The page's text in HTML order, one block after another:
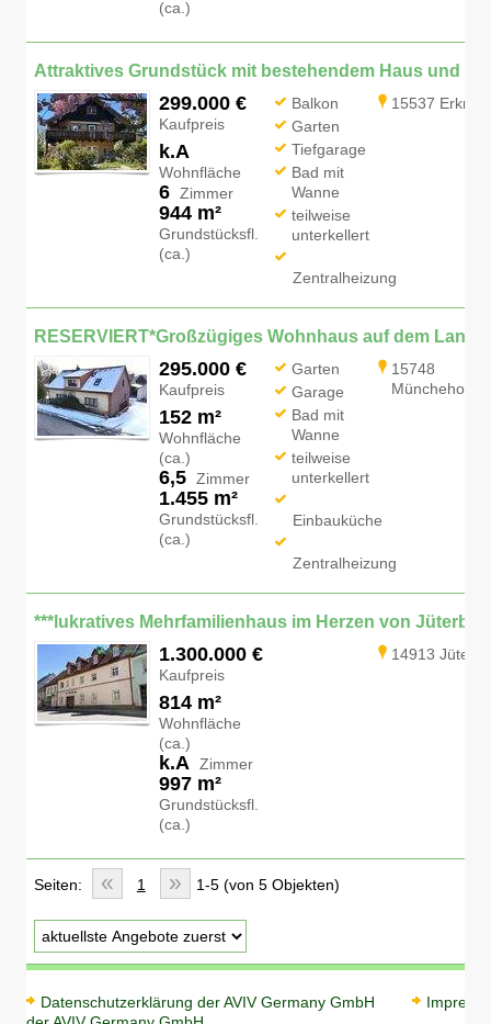
(ca.)
299.000 €
Kaufpreis
k.A
Wohnfläche
6 Zimmer
944 m²
Grundstücksfl.
(ca.)
Balkon
Garten
Tiefgarage
Bad mit
Wanne
teilweise
unterkellert
Zentralheizung
15537 Erkner
RESERVIERT*Großzügiges Wohnhaus auf dem Land
295.000 €
Kaufpreis
152 m²
Wohnfläche
(ca.)
6,5 Zimmer
1.455 m²
Grundstücksfl.
(ca.)
Garten
Garage
Bad mit
Wanne
teilweise
unterkellert
Einbauküche
Zentralheizung
15748
Münchehofe
1.300.000 €
Kaufpreis
814 m²
Wohnfläche
(ca.)
k.A Zimmer
997 m²
Grundstücksfl.
(ca.)
14913
Seiten: « 1 » 1-5 (von 5 Objekten)
Datenschutzerklärung der AVIV Germany GmbH